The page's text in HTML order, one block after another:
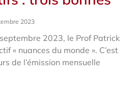
2023
2023, le Prof Patrick
« nuances du monde ». C’est
de l’émission mensuelle